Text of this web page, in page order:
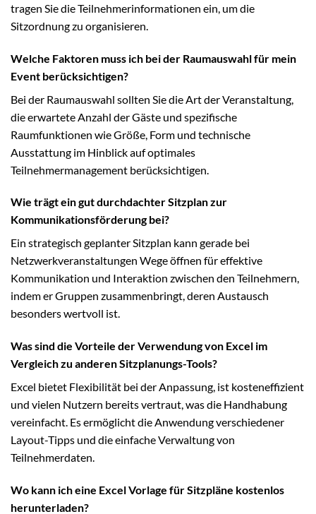
tragen Sie die Teilnehmerinformationen ein, um die
Sitzordnung zu organisieren.
Welche Faktoren muss ich bei der Raumauswahl für mein
Event berücksichtigen?
Bei der Raumauswahl sollten Sie die Art der Veranstaltung,
die erwartete Anzahl der Gäste und spezifische
Raumfunktionen wie Größe, Form und technische
Ausstattung im Hinblick auf optimales
Teilnehmermanagement berücksichtigen.
Wie trägt ein gut durchdachter Sitzplan zur
Kommunikationsförderung bei?
Ein strategisch geplanter Sitzplan kann gerade bei
Netzwerkveranstaltungen Wege öffnen für effektive
Kommunikation und Interaktion zwischen den Teilnehmern,
indem er Gruppen zusammenbringt, deren Austausch
besonders wertvoll ist.
Was sind die Vorteile der Verwendung von Excel im
Vergleich zu anderen Sitzplanungs-Tools?
Excel bietet Flexibilität bei der Anpassung, ist kosteneffizient
und vielen Nutzern bereits vertraut, was die Handhabung
vereinfacht. Es ermöglicht die Anwendung verschiedener
Layout-Tipps und die einfache Verwaltung von
Teilnehmerdaten.
Wo kann ich eine Excel Vorlage für Sitzpläne kostenlos
herunterladen?